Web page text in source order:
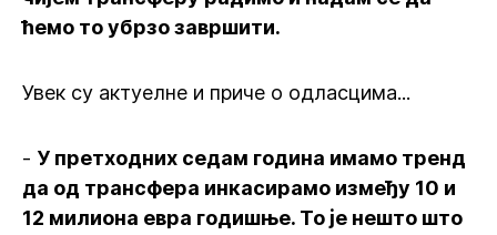
ћемо то убрзо завршити.
Увек су актуелне и приче о одласцима...
- У претходних седам година имамо тренд
да од трансфера инкасирамо између 10 и
12 милиона евра годишње. То је нешто што